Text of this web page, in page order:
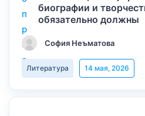
биографии и
обязательно должны
София Неъматова
Литература 14 мая, 2026